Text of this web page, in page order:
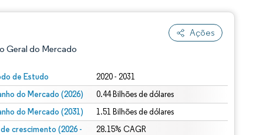
Ações
Geral do Mercado
de Estudo 2020 - 2031
do Mercado (2026) 0.44 Bilhões de dólares
do Mercado (2031) 1.51 Bilhões de dólares
de crescimento (2026 -
28.15% CAGR